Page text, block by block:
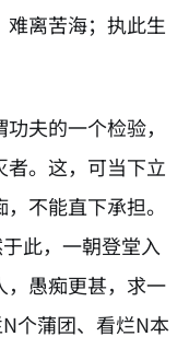
离苦海；执此生
夫的一个检验，
。这，可当下立
不能直下承担。
此，一朝登堂入
，愚痴更甚，求一
个蒲团、看烂N本